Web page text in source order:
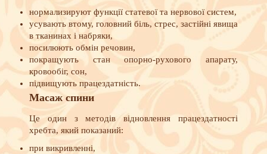
нормализируют функції статевої та нервової систем,
усувають втому, головний біль, стрес, застійні явища
в тканинах і набряки,
посилюють обмін речовин,
покращують стан опорно-рухового апарату,
кровообіг, сон,
підвищують працездатність.
Масаж спини
Це один з методів відновлення працездатності
хребта, який показаний:
при викривленні,